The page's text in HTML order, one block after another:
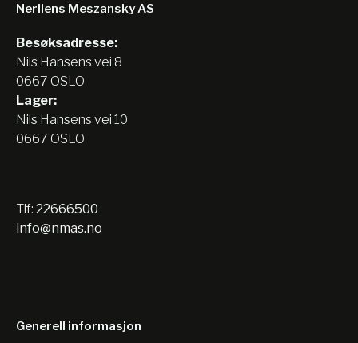
Nerliens Meszansky AS
Besøksadresse:
Nils Hansens vei 8
0667 OSLO
Lager:
Nils Hansens vei 10
0667 OSLO
Tlf: 22666500
info@nmas.no
Generell informasjon